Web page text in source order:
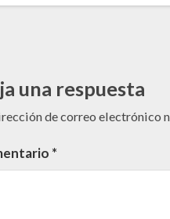
una respuesta
de correo electrónico
*